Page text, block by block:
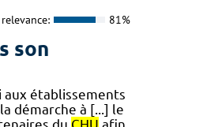
relevance: 81%
son
aux établissements
démarche à [...] le